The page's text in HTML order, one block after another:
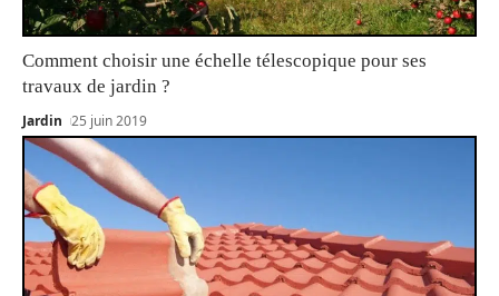
Comment choisir une échelle télescopique pour ses
travaux de jardin ?
Jardin 25 juin 2019